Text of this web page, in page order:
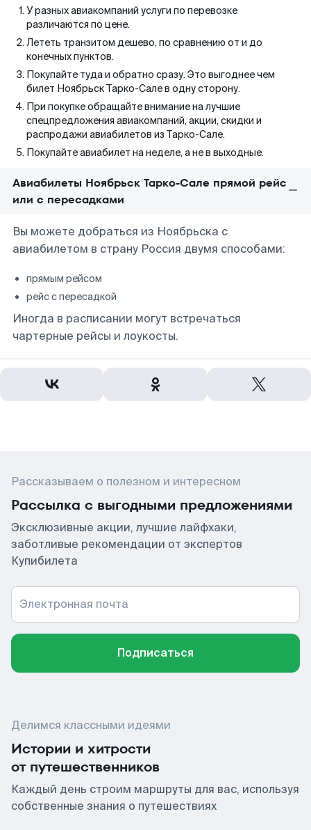
У разных авиакомпаний услуги по перевозке
различаются по цене.
Лететь транзитом дешево, по сравнению от и до
конечных пунктов.
Покупайте туда и обратно сразу. Это выгоднее чем
билет Ноябрьск Тарко-Сале в одну сторону.
При покупке обращайте внимание на лучшие
спецпредложения авиакомпаний, акции, скидки и
распродажи авиабилетов из Тарко-Сале.
Покупайте авиабилет на неделе, а не в выходные.
Авиабилеты Ноябрьск Тарко-Сале прямой рейс
или с пересадками
Вы можете добраться из Ноябрьска с
авиабилетом в страну Россия двумя способами:
прямым рейсом
рейс с пересадкой
Иногда в расписании могут встречаться
чартерные рейсы и лоукосты.
Рассказываем о полезном и интересном
Рассылка с выгодными предложениями
Эксклюзивные акции, лучшие лайфхаки,
заботливые рекомендации от экспертов
Купибилета
Электронная почта
Подписаться
Делимся классными идеями
Истории и хитрости
от путешественников
Каждый день строим маршруты для вас, используя
собственные знания о путешествиях